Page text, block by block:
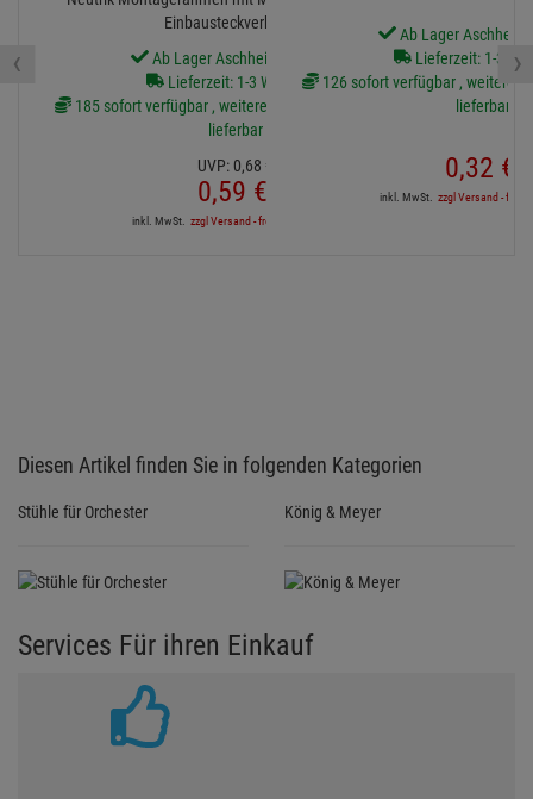
Einbausteckverbinder
Ab Lager Aschheim lieferbar
Lieferzeit: 1-3 Werktage
185 sofort verfügbar , weitere Artikel ab Zentrallager
lieferbar
UVP: 0,68 €
0,59 €
inkl. MwSt. zzgl Versand - frei ab 90,-€ in DE
Ab Lager
Lieferzeit: 1-3
126 sofort verfügbar , weitere
lieferbar
0,32 €
inkl. MwSt. zzgl Versand - frei
‹ ›
Diesen Artikel finden Sie in folgenden Kategorien
Stühle für Orchester König & Meyer
Services Für ihren Einkauf